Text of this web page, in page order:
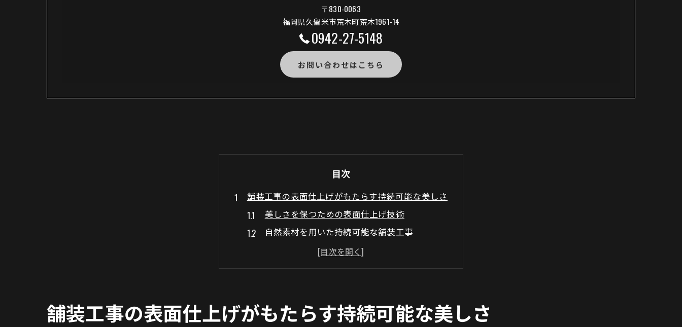
〒830-0063
福岡県久留米市荒木町荒木1961-14
0942-27-5148
お問い合わせはこちら
目次
舗装工事の表面仕上げがもたらす持続可能な美しさ
美しさを保つための表面仕上げ技術
自然素材を用いた持続可能な舗装工事
エコフレンドリーな舗装工事とは
地域社会に貢献する美しい舗装
美観と耐久性を両立するための工夫
新素材が変える舗装工事の耐久性とデザイン
舗装工事の表面仕上げがもたらす持続可能な美しさ